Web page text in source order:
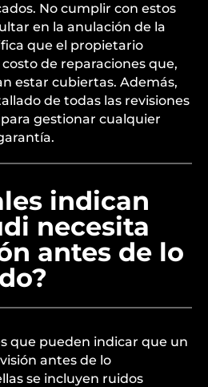
No cumplir con estos
en la anulación de la
que el propietario
de reparaciones que,
estar cubiertas. Además,
de todas las revisiones
gestionar cualquier
indican
necesita
antes de lo
que pueden indicar que un
antes de lo
se incluyen ruidos